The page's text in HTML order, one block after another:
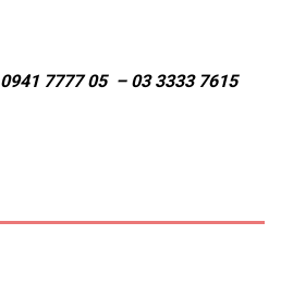
0941 7777 05 – 03 3333 7615